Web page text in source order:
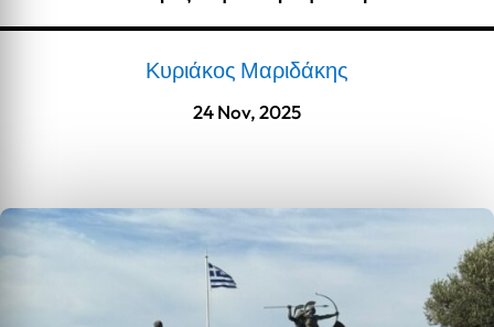
Κυριάκος Μαριδάκης
24 Nov, 2025